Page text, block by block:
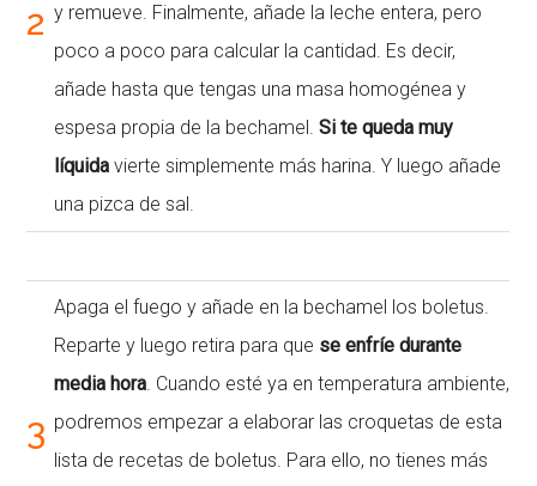
2 y remueve. Finalmente, añade la leche entera, pero
poco a poco para calcular la cantidad. Es decir,
añade hasta que tengas una masa homogénea y
espesa propia de la bechamel.Si te queda muy
líquida vierte simplemente más harina. Y luego añade
una pizca de sal.
3
Apaga el fuego y añade en la bechamel los boletus.
Reparte y luego retira para que se enfríe durante
media hora. Cuando esté ya en temperatura ambiente,
podremos empezar a elaborar las croquetas de esta
lista de recetas de boletus. Para ello, no tienes más